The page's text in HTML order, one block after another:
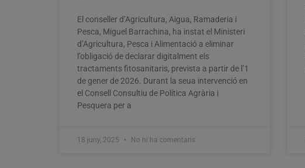
El conseller d’Agricultura, Aigua, Ramaderia i
Pesca, Miguel Barrachina, ha instat el Ministeri
d’Agricultura, Pesca i Alimentació a eliminar
l’obligació de declarar digitalment els
tractaments fitosanitaris, prevista a partir de l’1
de gener de 2026. Durant la seua intervenció en
el Consell Consultiu de Política Agrària i
Pesquera per a
18 juny, 2025 No hi ha comentaris